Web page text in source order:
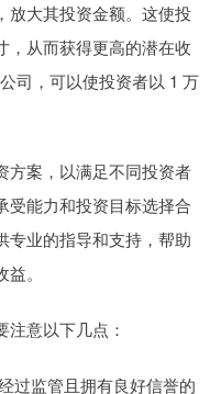
放大其投资金额。这使投
，从而获得更高的潜在收
司，可以使投资者以 1 万
方案，以满足不同投资者
受能力和投资目标选择合
专业的指导和支持，帮助
。
意以下几点：
过监管且拥有良好信誉的